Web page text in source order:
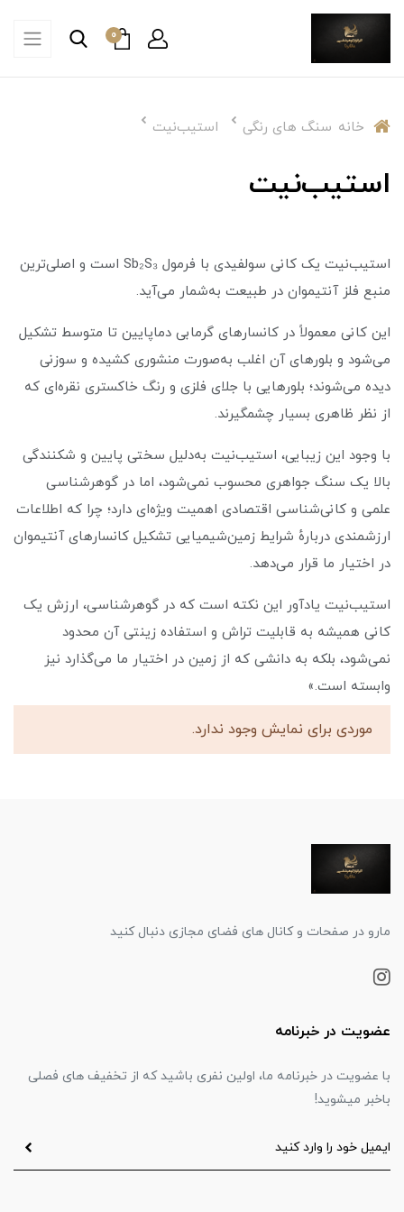
0
خانه سنگ های رنگی استیب‌نیت
استیب‌نیت
استیب‌نیت یک کانی سولفیدی با فرمول Sb₂S₃ است و اصلی‌ترین
منبع فلز آنتیموان در طبیعت به‌شمار می‌آید.
این کانی معمولاً در کانسارهای گرمابی دماپایین تا متوسط تشکیل
می‌شود و بلورهای آن اغلب به‌صورت منشوری کشیده و سوزنی
دیده می‌شوند؛ بلورهایی با جلای فلزی و رنگ خاکستری نقره‌ای که
از نظر ظاهری بسیار چشمگیرند.
با وجود این زیبایی، استیب‌نیت به‌دلیل سختی پایین و شکنندگی
بالا یک سنگ جواهری محسوب نمی‌شود، اما در گوهرشناسی
علمی و کانی‌شناسی اقتصادی اهمیت ویژه‌ای دارد؛ چرا که اطلاعات
ارزشمندی دربارهٔ شرایط زمین‌شیمیایی تشکیل کانسارهای آنتیموان
در اختیار ما قرار می‌دهد.
استیب‌نیت یادآور این نکته است که در گوهرشناسی، ارزش یک
کانی همیشه به قابلیت تراش و استفاده زینتی آن محدود
نمی‌شود، بلکه به دانشی که از زمین در اختیار ما می‌گذارد نیز
وابسته است.»
موردی برای نمایش وجود ندارد.
مارو در صفحات و کانال های فضای مجازی دنبال کنید
عضویت در خبرنامه
با عضویت در خبرنامه ما، اولین نفری باشید که از تخفیف های فصلی
باخبر میشوید!